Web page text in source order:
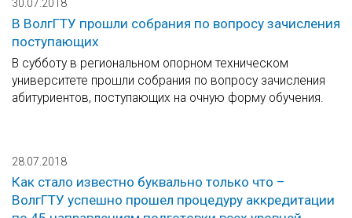
30.07.2018
В ВолгГТУ прошли собрания по вопросу зачисления
поступающих
В субботу в региональном опорном техническом
университете прошли собрания по вопросу зачисления
абитуриентов, поступающих на очную форму обучения.
28.07.2018
Как стало известно буквально только что –
ВолгГТУ успешно прошел процедуру аккредитации